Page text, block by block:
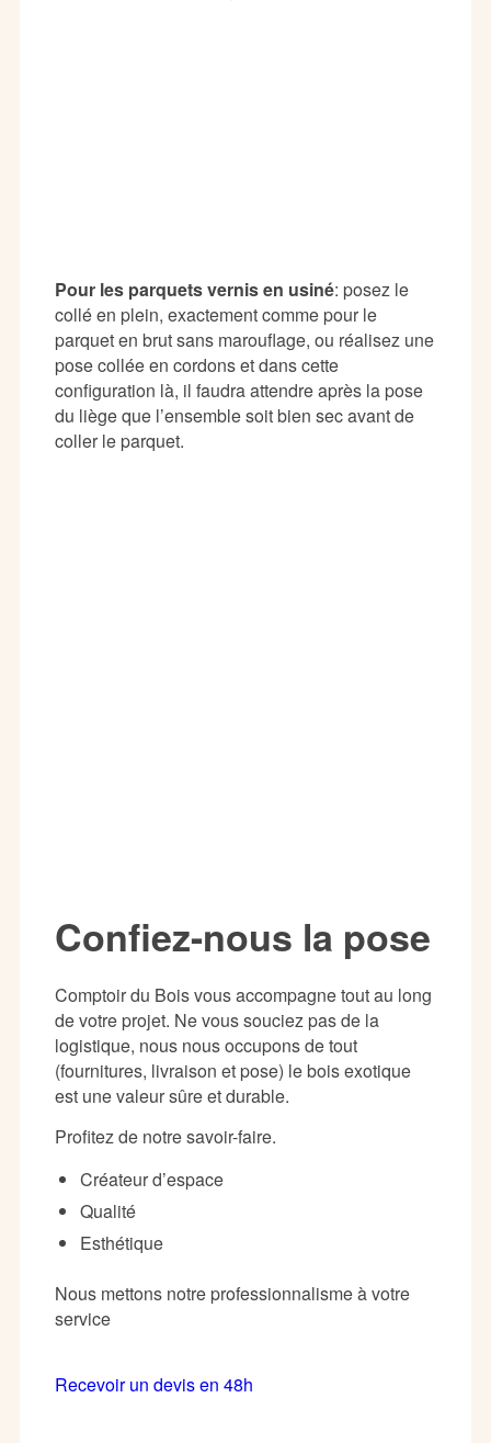
Pour les parquets vernis en usiné: posez le
collé en plein, exactement comme pour le
parquet en brut sans marouflage, ou réalisez une
pose collée en cordons et dans cette
configuration là, il faudra attendre après la pose
du liège que l’ensemble soit bien sec avant de
coller le parquet.
Confiez-nous la pose
Comptoir du Bois vous accompagne tout au long
de votre projet. Ne vous souciez pas de la
logistique, nous nous occupons de tout
(fournitures, livraison et pose) le bois exotique
est une valeur sûre et durable.
Profitez de notre savoir-faire.
Créateur d’espace
Qualité
Esthétique
Nous mettons notre professionnalisme à votre
service
Recevoir un devis en 48h